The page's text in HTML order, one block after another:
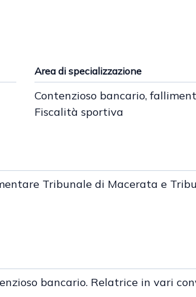
Area di specializzazione
Contenzioso bancario,
Fiscalità sportiva
Tribunale di Macerata e
bancario. Relatrice in vari